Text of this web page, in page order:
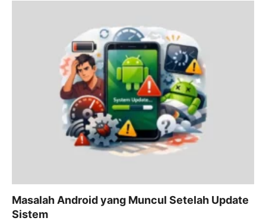
Masalah Android yang Muncul Setelah Update
Sistem